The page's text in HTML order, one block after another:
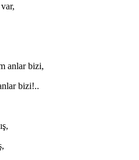
bizi,
bizi!..